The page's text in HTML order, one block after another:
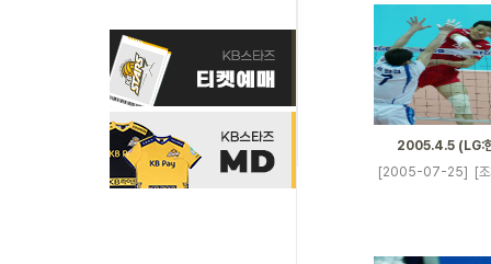
2005.4.5 (LG:
[2005-07-25]
[